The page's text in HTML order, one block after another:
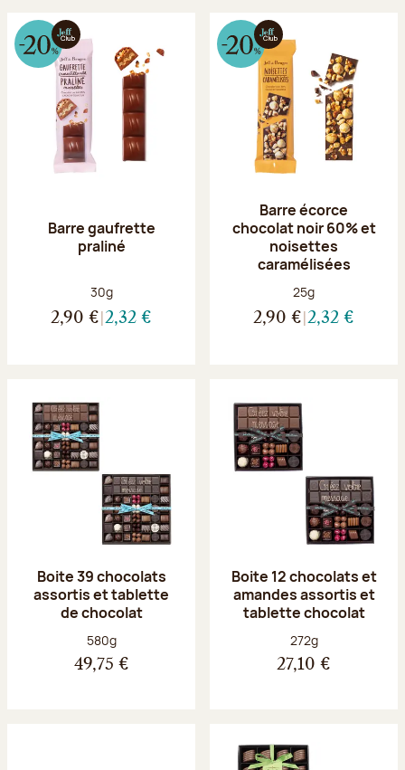
Barre gaufrette
praliné
Poids net :
30g
2,90 € 2,32 €
Barre écorce
chocolat noir 60% et
noisettes
caramélisées
Poids net :
25g
2,90 € 2,32 €
Boite 39 chocolats
assortis et tablette
de chocolat
Poids net :
580g
49,75 €
Boite 12 chocolats et
amandes assortis et
tablette chocolat
Poids net :
272g
27,10 €